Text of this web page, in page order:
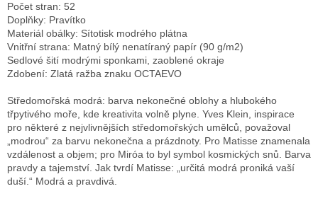
Počet stran: 52
Doplňky: Pravítko
Materiál obálky: Sítotisk modrého plátna
Vnitřní strana: Matný bílý nenatíraný papír (90 g/m2)
Sedlové šití modrými sponkami, zaoblené okraje
Zdobení: Zlatá ražba znaku OCTAEVO
Středomořská modrá: barva nekonečné oblohy a hlubokého
třpytivého moře, kde kreativita volně plyne. Yves Klein, inspirace
pro některé z nejvlivnějších středomořských umělců, považoval
„modrou“ za barvu nekonečna a prázdnoty. Pro Matisse znamenala
vzdálenost a objem; pro Miróa to byl symbol kosmických snů. Barva
pravdy a tajemství. Jak tvrdí Matisse: „určitá modrá proniká vaší
duší.“ Modrá a pravdivá.